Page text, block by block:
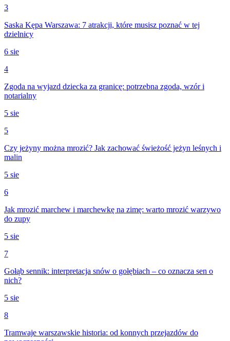
3
Saska Kępa Warszawa: 7 atrakcji, które musisz poznać w tej
dzielnicy
6 sie
4
Zgoda na wyjazd dziecka za granicę: potrzebna zgoda, wzór i
notarialny
5 sie
5
Czy jeżyny można mrozić? Jak zachować świeżość jeżyn leśnych i
malin
5 sie
6
Jak mrozić marchew i marchewkę na zimę: warto mrozić warzywo
do zupy
5 sie
7
Gołąb sennik: interpretacja snów o gołębiach – co oznacza sen o
nich?
5 sie
8
Tramwaje warszawskie historia: od konnych przejazdów do